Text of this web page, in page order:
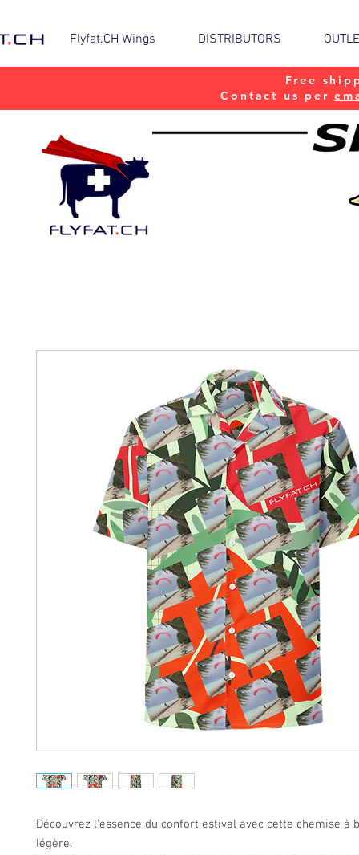
Flyfat.CH Wings DISTRIBUTORS
Free
Contact us per
Découvrez l'essence du confort estival avec cette chemise à
légère.